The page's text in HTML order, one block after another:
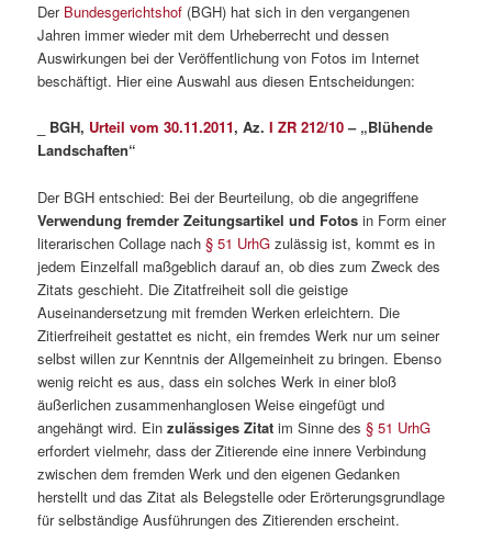
Der Bundesgerichtshof (BGH) hat sich in den vergangenen
Jahren immer wieder mit dem Urheberrecht und dessen
Auswirkungen bei der Veröffentlichung von Fotos im Internet
beschäftigt. Hier eine Auswahl aus diesen Entscheidungen:
_ BGH, Urteil vom 30.11.2011, Az.I ZR 212/10– „Blühende
Landschaften“
Der BGH entschied: Bei der Beurteilung, ob die angegriffene
Verwendung fremder Zeitungsartikel und Fotos in Form einer
literarischen Collage nach§ 51 UrhG zulässig ist, kommt es in
jedem Einzelfall maßgeblich darauf an, ob dies zum Zweck des
Zitats geschieht. Die Zitatfreiheit soll die geistige
Auseinandersetzung mit fremden Werken erleichtern. Die
Zitierfreiheit gestattet es nicht, ein fremdes Werk nur um seiner
selbst willen zur Kenntnis der Allgemeinheit zu bringen. Ebenso
wenig reicht es aus, dass ein solches Werk in einer bloß
äußerlichen zusammenhanglosen Weise eingefügt und
angehängt wird. Einzulässiges Zitat im Sinne des§ 51 UrhG
erfordert vielmehr, dass der Zitierende eine innere Verbindung
zwischen dem fremden Werk und den eigenen Gedanken
herstellt und das Zitat als Belegstelle oder Erörterungsgrundlage
für selbständige Ausführungen des Zitierenden erscheint.